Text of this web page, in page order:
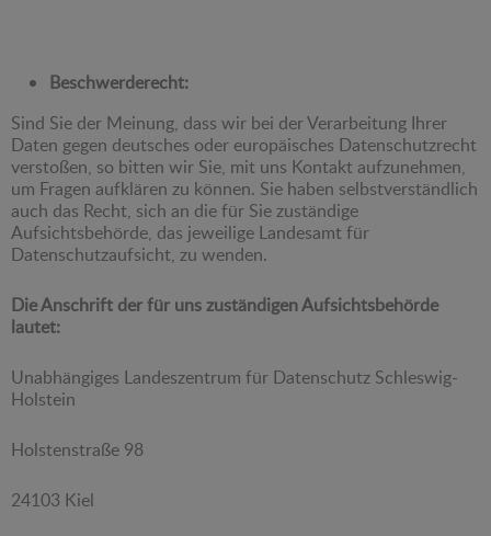
Beschwerderecht:
Sind Sie der Meinung, dass wir bei der Verarbeitung Ihrer
Daten gegen deutsches oder europäisches Datenschutzrecht
verstoßen, so bitten wir Sie, mit uns Kontakt aufzunehmen,
um Fragen aufklären zu können. Sie haben selbstverständlich
auch das Recht, sich an die für Sie zuständige
Aufsichtsbehörde, das jeweilige Landesamt für
Datenschutzaufsicht, zu wenden.
Die Anschrift der für uns zuständigen Aufsichtsbehörde
lautet:
Unabhängiges Landeszentrum für Datenschutz Schleswig-
Holstein
Holstenstraße 98
24103 Kiel